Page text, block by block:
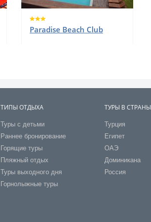
Paradise Beach Club
ТИПЫ ОТДЫХА
Туры с детьми
Раннее бронирование
Горящие туры
Пляжный отдых
Туры выходного дня
Горнолыжные туры
ТУРЫ В СТРАНЫ
Турция
Египет
ОАЭ
Доминикана
Россия